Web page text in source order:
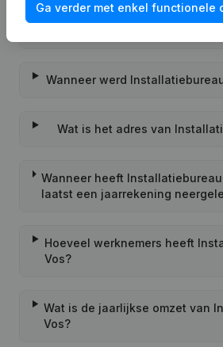
Wanneer werd
Wat is het adres van
Wanneer heeft
laatst een jaarrekening
Hoeveel werknemers heeft
Vos?
Wat is de jaarlijkse omzet van
Vos?
Ga verder met enkel functionele